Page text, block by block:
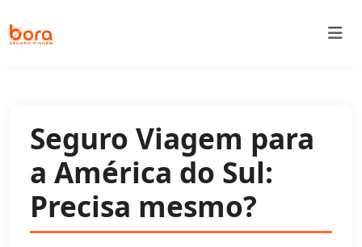
Bora Seguro Viagem
Seguro Viagem para
a América do Sul:
Precisa mesmo?